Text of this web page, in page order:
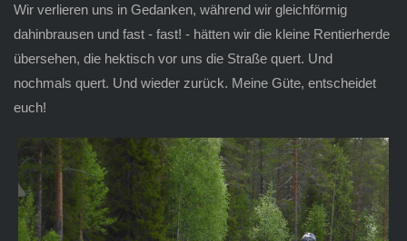
Wir verlieren uns in Gedanken, während wir gleichförmig
dahinbrausen und fast - fast! - hätten wir die kleine Rentierherde
übersehen, die hektisch vor uns die Straße quert. Und
nochmals quert. Und wieder zurück. Meine Güte, entscheidet
euch!